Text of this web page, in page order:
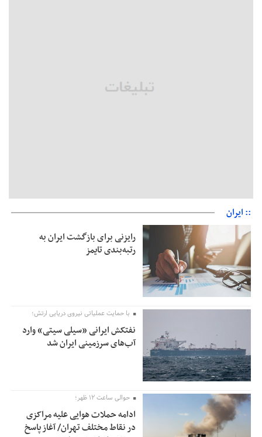
جهانگیر: امروز خبرنگاران ایران به عنوان خار چشم می‌درخشند
:: ایران
رایزنی برای بازگشت ایران به
رتبه‌بندی تایمز
با حمایت عملیاتی نیروی دریایی ارتش؛
نفتکش ایرانی «سیلی سیتی» وارد
آب‌های سرزمینی ایران شد
حوالی ساعت ۱۲ ظهر؛
ادامه حملات هوایی علیه مراکزی
در نقاط مختلف تهران/ آغاز پاسخ